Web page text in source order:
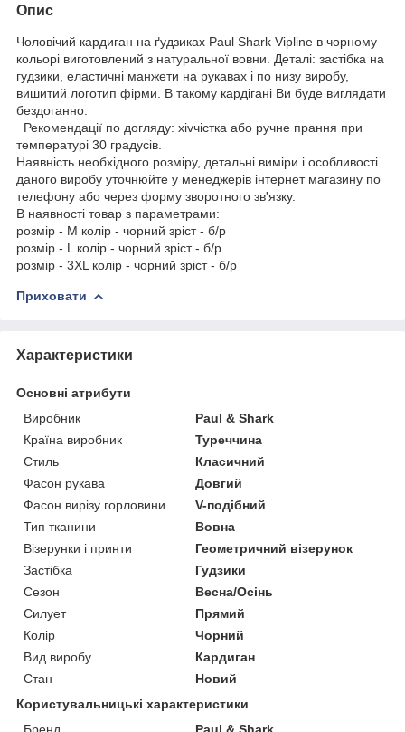
Опис
Чоловічий кардиган на ґудзиках Paul Shark Vipline в чорному
кольорі виготовлений з натуральної вовни. Деталі: застібка на
гудзики, еластичні манжети на рукавах і по низу виробу,
вишитий логотип фірми. В такому кардігані Ви буде виглядати
бездоганно.
Рекомендації по догляду: хіvчістка або ручне прання при
температурі 30 градусів.
Наявність необхідного розміру, детальні виміри і особливості
даного виробу уточнюйте у менеджерів інтернет магазину по
телефону або через форму зворотного зв'язку.
В наявності товар з параметрами:
розмір - M колір - чорний зріст - б/р
розмір - L колір - чорний зріст - б/р
розмір - 3XL колір - чорний зріст - б/р
Приховати
Характеристики
Основні атрибути
Виробник
Paul & Shark
Країна виробник
Туреччина
Стиль
Класичний
Фасон рукава
Довгий
Фасон вирізу горловини
V-подібний
Тип тканини
Вовна
Візерунки і принти
Геометричний візерунок
Застібка
Гудзики
Сезон
Весна/Осінь
Силует
Прямий
Колір
Чорний
Вид виробу
Кардиган
Стан
Новий
Користувальницькі характеристики
Бренд
Paul & Shark